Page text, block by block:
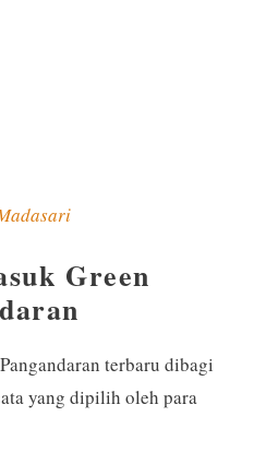
Green
terbaru dibagi
yang dipilih oleh para